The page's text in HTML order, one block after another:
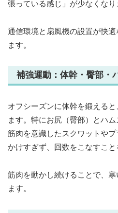
張っている感じ」が少なくなり
通信環境と扇風機の設置が快
ます。
補強運動：体幹・臀部・
オフシーズンに体幹を鍛える
ます。特にお尻（臀部）とハ
筋肉を意識したスクワットや
かけすぎず、回数をこなすこと
筋肉を動かし続けることで、
ます。